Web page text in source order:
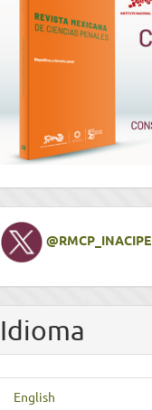
Twitter@RMCP_INACIPE
Idioma
English